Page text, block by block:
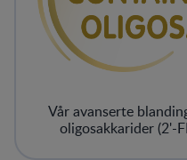
Vår avanserte
oligosakkarider (2'-